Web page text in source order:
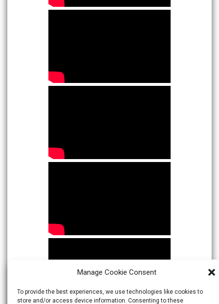
Manage Cookie Consent
To provide the best experiences, we use technologies like cookies to
store and/or access device information. Consenting to these